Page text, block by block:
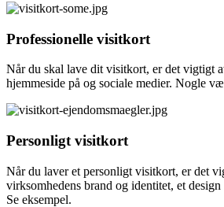
Professionelle visitkort
Når du skal lave dit visitkort, er det vigtigt
hjemmeside på og sociale medier. Nogle
Personligt visitkort
Når du laver et personligt visitkort, er det
virksomhedens brand og identitet, et
Se eksempel.